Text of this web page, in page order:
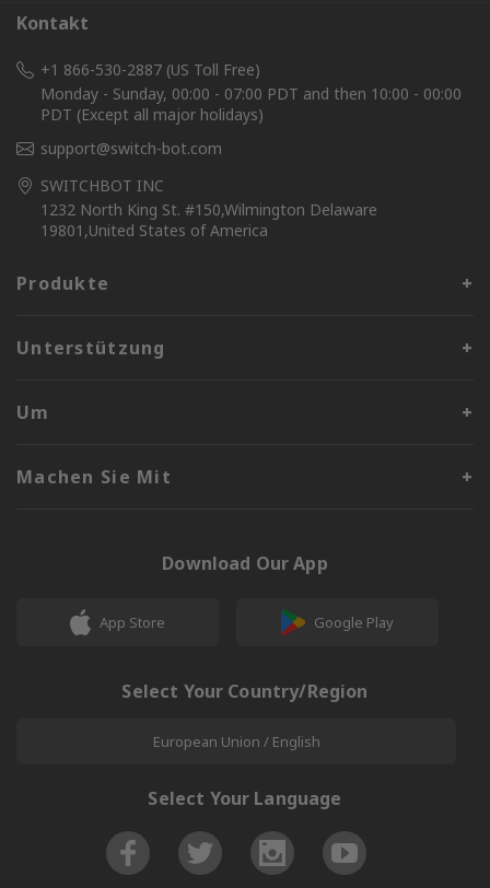
Kontakt
+1 866-530-2887 (US Toll Free)
Monday - Sunday, 00:00 - 07:00 PDT and then 10:00 - 00:00
PDT (Except all major holidays)
support@switch-bot.com
SWITCHBOT INC
1232 North King St. #150,Wilmington Delaware
19801,United States of America
Produkte
Unterstützung
Um
Machen Sie Mit
Download Our App
App Store Google Play
Select Your Country/Region
European Union / English
Select Your Language